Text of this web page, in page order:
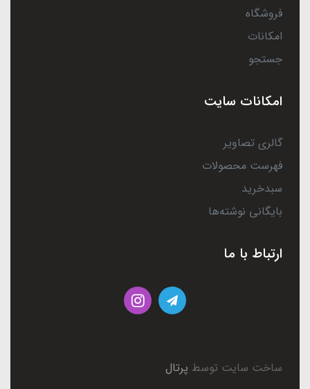
فروشگاه
امکانات
جستجو
امکانات سایت
گالری تصاویر
فهرست محصولات
سبدخرید
بایگانی نوشته‌ها
ارتباط با ما
ساخت سایت توسط پرتال